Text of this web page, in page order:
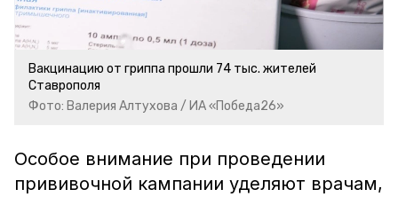
Вакцинацию от гриппа прошли 74 тыс. жителей
Ставрополя
Фото: Валерия Алтухова / ИА «Победа26»
Особое внимание при проведении
прививочной кампании уделяют врачам,